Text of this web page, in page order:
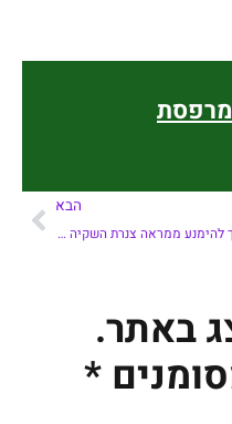
הבא
איך להימנע ממראה צנרת השקיה לאורך קירות המרפסת?
באתר.
*